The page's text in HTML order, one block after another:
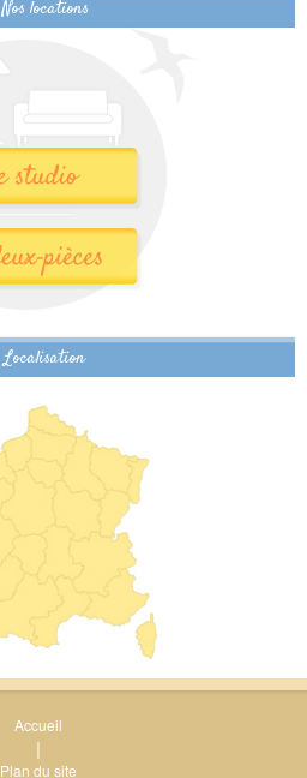
Nos locations
Localisation
Accueil
|
Plan du site